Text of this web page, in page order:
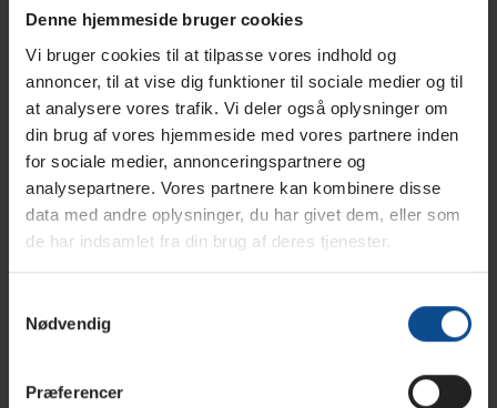
Denne hjemmeside bruger cookies
Vi bruger cookies til at tilpasse vores indhold og
annoncer, til at vise dig funktioner til sociale medier og til
at analysere vores trafik. Vi deler også oplysninger om
din brug af vores hjemmeside med vores partnere inden
for sociale medier, annonceringspartnere og
analysepartnere. Vores partnere kan kombinere disse
data med andre oplysninger, du har givet dem, eller som
de har indsamlet fra din brug af deres tjenester.
Nødvendig
Præferencer
produkt
din
indkøbskurv
TrolleyMaster® mobil tank med dispencer til
adblue 60 eller 100 liter
TrolleyMaster® -serien er specielt designet til sikker
opbevaring, dispensering og beskyttelse af adblue
brændstof. TrolleyMaster adblue TrolleyMaster-serien er
specielt designet til at give dig en af de mindste mobile
diesel tanke med dispensering – ideel til adblue
distribution i ethvert terræn.
terrængående gummihjul
Ergonomisk design med dedikeret dyselomme,
batteriklemmer og profileret håndtag.